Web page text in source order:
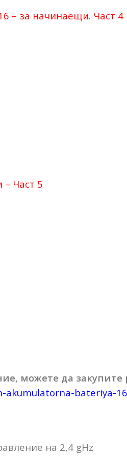
– за начинаещи. Част 4
Част 5
можете да закупите
bateriya-
на 2,4 gHz